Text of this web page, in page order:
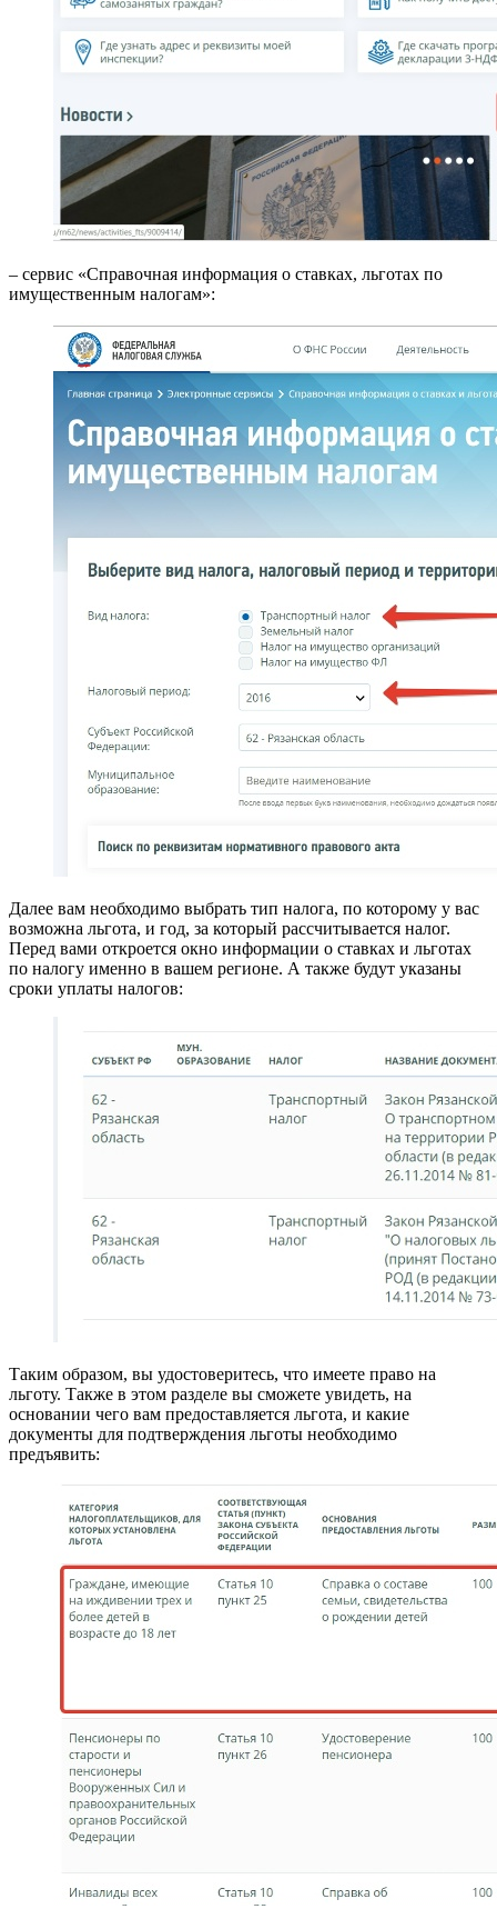
– сервис «Справочная информация о ставках, льготах по
имущественным налогам»:
Далее вам необходимо выбрать тип налога, по которому у вас
возможна льгота, и год, за который рассчитывается налог.
Перед вами откроется окно информации о ставках и льготах
по налогу именно в вашем регионе. А также будут указаны
сроки уплаты налогов:
Таким образом, вы удостоверитесь, что имеете право на
льготу. Также в этом разделе вы сможете увидеть, на
основании чего вам предоставляется льгота, и какие
документы для подтверждения льготы необходимо
предъявить: